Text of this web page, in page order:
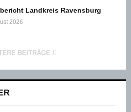
Landkreis Ravensburg
2026
BEITRÄGE